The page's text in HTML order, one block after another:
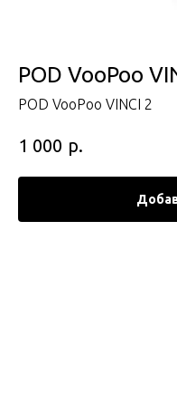
POD VooPoo
POD VooPoo VINCI 2
1 000 р.